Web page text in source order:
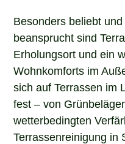
Besonders beliebt
beansprucht sind
Erholungsort und ein
Wohnkomforts im
sich auf Terrassen im
fest – von
wetterbedingten
Terrassenreinigung in